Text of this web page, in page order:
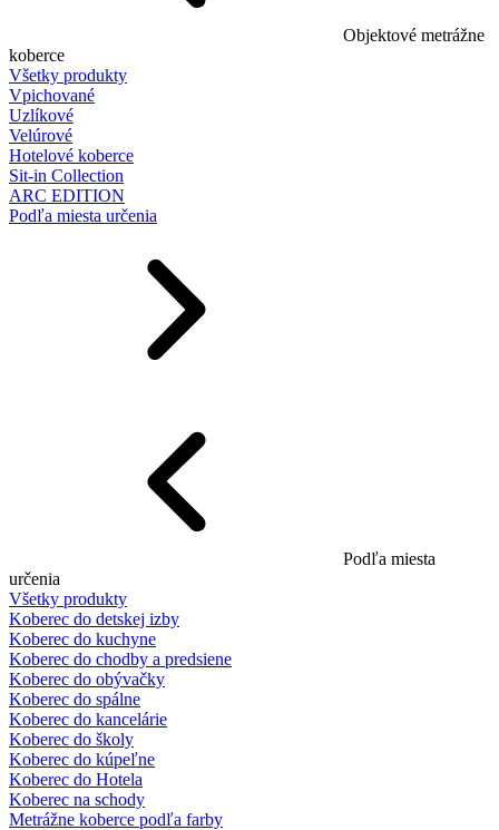
Objektové metrážne
koberce
Všetky produkty
Vpichované
Uzlíkové
Velúrové
Hotelové koberce
Sit-in Collection
ARC EDITION
Podľa miesta určenia
Podľa miesta
určenia
Všetky produkty
Koberec do detskej izby
Koberec do kuchyne
Koberec do chodby a predsiene
Koberec do obývačky
Koberec do spálne
Koberec do kancelárie
Koberec do školy
Koberec do kúpeľne
Koberec do Hotela
Koberec na schody
Metrážne koberce podľa farby